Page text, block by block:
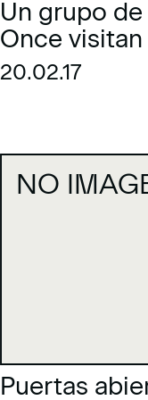
Un grupo
Once visitan
marco de
20.02.17
NO
Puertas